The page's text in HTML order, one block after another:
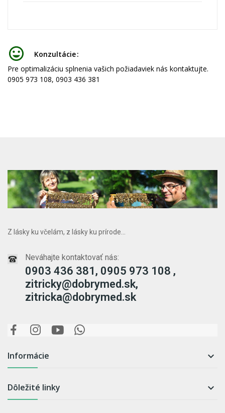
Konzultácie
Pre optimalizáciu splnenia vašich požiadaviek nás kontaktujte.
0905 973 108, 0903 436 381
Z lásky ku včelám, z lásky ku prírode...
Neváhajte kontaktovať nás:
0903 436 381, 0905 973 108 ,
zitricky@dobrymed.sk,
zitricka@dobrymed.sk
Informácie 
Dôležité linky 